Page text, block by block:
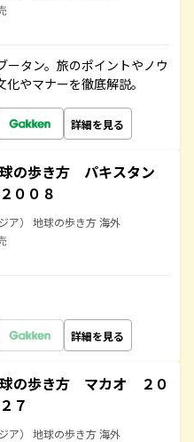
ータン。旅のポイントやノウ
やマナーを徹底解説。
詳細を見る
の歩き方 パキスタン
００８
ア） 地球の歩き方 海外
詳細を見る
の歩き方 マカオ ２０
７
ア） 地球の歩き方 海外